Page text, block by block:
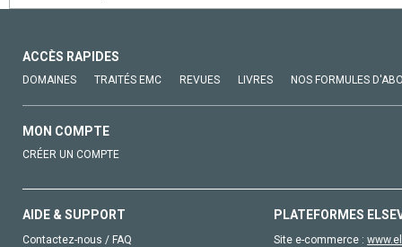
ACCÈS RAPIDES
DOMAINES TRAITÉS EMC REVUES LIVRES NOS FORMULES
MON COMPTE
CRÉER UN COMPTE
AIDE & SUPPORT
Contactez-nous / FAQ
PLATEFORMES
Site e-commerce :